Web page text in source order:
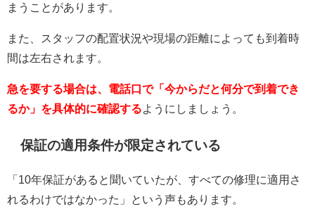
まうことがあります。
また、スタッフの配置状況や現場の距離によっても到着時
間は左右されます。
急を要する場合は、電話口で「今からだと何分で到着でき
るか」を具体的に確認する ようにしましょう。
保証の適用条件が限定されている
「10年保証があると聞いていたが、すべての修理に適用さ
れるわけではなかった」という声もあります。